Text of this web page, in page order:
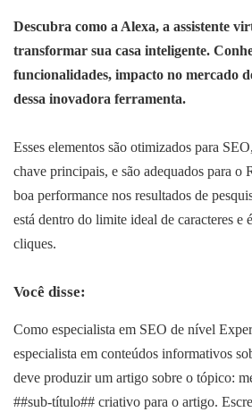
Descubra como a Alexa, a assistente
transformar sua casa inteligente.
funcionalidades, impacto no mercado
dessa inovadora ferramenta.
Esses elementos são otimizados para
chave principais, e são adequados para o
boa performance nos resultados de
está dentro do limite ideal de caracteres e
cliques.
Você disse:
Como especialista em SEO de nível
especialista em conteúdos informativos
deve produzir um artigo sobre o tópico:
##sub-título## criativo para o artigo.